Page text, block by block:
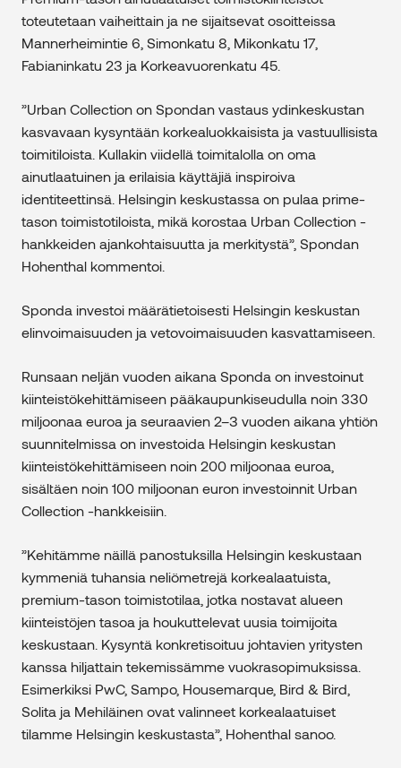
toteutetaan vaiheittain ja ne sijaitsevat osoitteissa
Mannerheimintie 6, Simonkatu 8, Mikonkatu 17,
Fabianinkatu 23 ja Korkeavuorenkatu 45.
”Urban Collection on Spondan vastaus ydinkeskustan
kasvavaan kysyntään korkealuokkaisista ja vastuullisista
toimitiloista. Kullakin viidellä toimitalolla on oma
ainutlaatuinen ja erilaisia käyttäjiä inspiroiva
identiteettinsä. Helsingin keskustassa on pulaa prime-
tason toimistotiloista, mikä korostaa Urban Collection -
hankkeiden ajankohtaisuutta ja merkitystä”, Spondan
Hohenthal kommentoi.
Sponda investoi määrätietoisesti Helsingin keskustan
elinvoimaisuuden ja vetovoimaisuuden kasvattamiseen.
Runsaan neljän vuoden aikana Sponda on investoinut
kiinteistökehittämiseen pääkaupunkiseudulla noin 330
miljoonaa euroa ja seuraavien 2–3 vuoden aikana yhtiön
suunnitelmissa on investoida Helsingin keskustan
kiinteistökehittämiseen noin 200 miljoonaa euroa,
sisältäen noin 100 miljoonan euron investoinnit Urban
Collection -hankkeisiin.
”Kehitämme näillä panostuksilla Helsingin keskustaan
kymmeniä tuhansia neliömetrejä korkealaatuista,
premium-tason toimistotilaa, jotka nostavat alueen
kiinteistöjen tasoa ja houkuttelevat uusia toimijoita
keskustaan. Kysyntä konkretisoituu johtavien yritysten
kanssa hiljattain tekemissämme vuokrasopimuksissa.
Esimerkiksi PwC, Sampo, Housemarque, Bird & Bird,
Solita ja Mehiläinen ovat valinneet korkealaatuiset
tilamme Helsingin keskustasta”, Hohenthal sanoo.